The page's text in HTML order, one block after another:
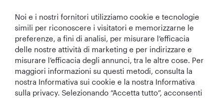
Migliore
Compagnia aerea
del Medio
Oriente
Migliore
Compagnia
Aerea del Mondo
Migliore Business
Class del Mondo
Migliore Lounge
di Business Class
del Mondo
Noi e i nostri fornitori utilizziamo cookie e tecnologie
simili per riconoscere i visitatori e memorizzarne le
preferenze, a fini di analisi, per misurare l’efficacia
delle nostre attività di marketing e per indirizzare e
misurare l’efficacia degli annunci, tra le altre cose. Per
maggiori informazioni su questi metodi, consulta la
nostra Informativa sui cookie e la nostra Informativa
sulla privacy. Selezionando “Accetta tutto”, acconsenti